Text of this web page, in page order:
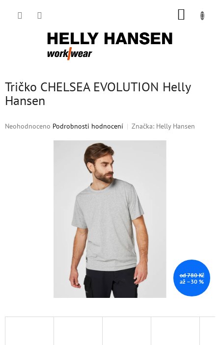
Tričko CHELSEA EVOLUTION Helly
Hansen
Průměrné
Neohodnoceno Podrobnosti hodnocení Značka: Helly Hansen
od 780 Kč
až –30 %